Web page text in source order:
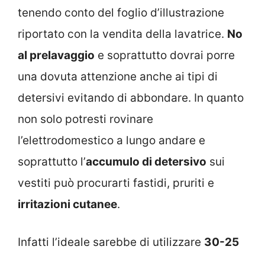
tenendo conto del foglio d’illustrazione
riportato con la vendita della lavatrice. No
al prelavaggio e soprattutto dovrai porre
una dovuta attenzione anche ai tipi di
detersivi evitando di abbondare. In quanto
non solo potresti rovinare
l’elettrodomestico a lungo andare e
soprattutto l’accumulo di detersivo sui
vestiti può procurarti fastidi, pruriti e
irritazioni cutanee.
Infatti l’ideale sarebbe di utilizzare 30-25